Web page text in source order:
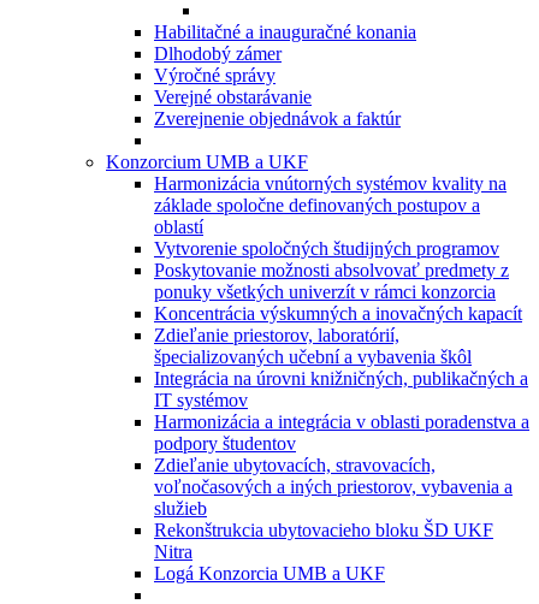
Habilitačné a inauguračné konania
Dlhodobý zámer
Výročné správy
Verejné obstarávanie
Zverejnenie objednávok a faktúr
Konzorcium UMB a UKF
Harmonizácia vnútorných systémov kvality na
základe spoločne definovaných postupov a
oblastí
Vytvorenie spoločných študijných programov
Poskytovanie možnosti absolvovať predmety z
ponuky všetkých univerzít v rámci konzorcia
Koncentrácia výskumných a inovačných kapacít
Zdieľanie priestorov, laboratórií,
špecializovaných učební a vybavenia škôl
Integrácia na úrovni knižničných, publikačných a
IT systémov
Harmonizácia a integrácia v oblasti poradenstva a
podpory študentov
Zdieľanie ubytovacích, stravovacích,
voľnočasových a iných priestorov, vybavenia a
služieb
Rekonštrukcia ubytovacieho bloku ŠD UKF
Nitra
Logá Konzorcia UMB a UKF